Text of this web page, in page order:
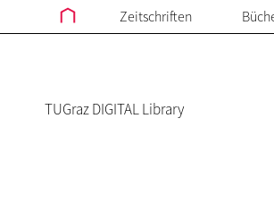
Zeitschriften
TUGraz DIGITAL Library